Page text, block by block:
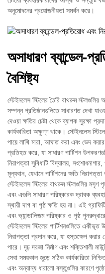
অনুমোদনের প্রয়োজনীয়তা সমর্থন করে।
অসাধারণ ব্যান্ডেল-
বৈশিষ্ট্য
স্টেইনলেস স্টিলের তৈরি বাথরুম স্টলগুলির
সম্পন্ন প্রতিষ্ঠানগুলিতে সাধারণত দেখা
দেওয়া ক্ষতির চেষ্টা থেকে ব্যাপক সুরক্ষা
কার্যকারিতা অক্ষুণ্ণ থাকে। স্টেইনলেস
পায়ে লাথি মারা, আঘাত করা এবং ভেদ
প্রতিহত করে, যা সাধারণ পার্টিশন
নিরাপত্তা সুবিধাটি বিদ্যালয়,
মূল্যবান, যেখানে পার্টিশনের ক্ষতি
স্টেইনলেস স্টিলের বাথরুম স্টলগুলির মসৃণ
এবং এগুলি সাধারণ পরিষ্কারক দ্রাবক
স্থায়ী দাগ বা পৃষ্ঠ ক্ষতি হয় না। এই
এবং ভ্যান্ডালিজম পরিষ্কার ও পৃষ্ঠ
স্টেইনলেস স্টিলের পার্টিশনগুলিতে
নিরাপত্তা প্রদান করে, যা হস্তক্ষেপ করার
পারে। দৃঢ় দরজা নির্মাণ এবং শক্তিশালী
সেবা সময়কাল জুড়ে সঠিক কার্যকারিতা
এবং অন্যান্য ধারালো বস্তুগুলির কারণে